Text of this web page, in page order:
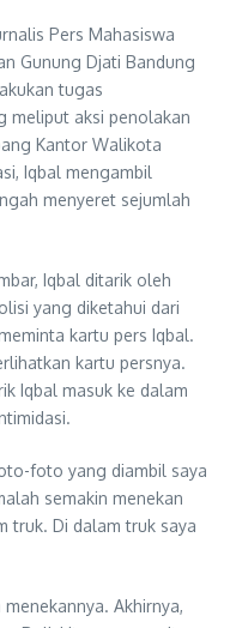
Pers Mahasiswa
Gunung Djati Bandung
tugas
meliput aksi penolakan
Kantor Walikota
Iqbal mengambil
menyeret sejumlah
Iqbal ditarik oleh
yang diketahui dari
kartu pers Iqbal.
kartu persnya.
Iqbal masuk ke dalam
foto yang diambil saya
semakin menekan
truk. Di dalam truk saya
Akhirnya,